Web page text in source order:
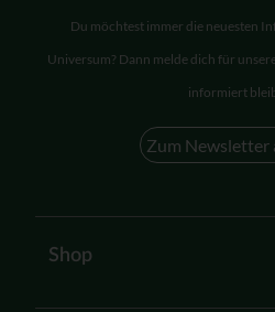
Du möchtest immer die neuesten
Universum? Dann melde dich für
informiert
Zum Newsletter
Shop